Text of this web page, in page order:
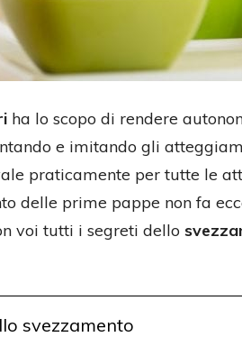
ha lo scopo di rendere
e imitando gli
praticamente per tutte le
delle prime pappe non fa
voi tutti i segreti dello
svezzamento